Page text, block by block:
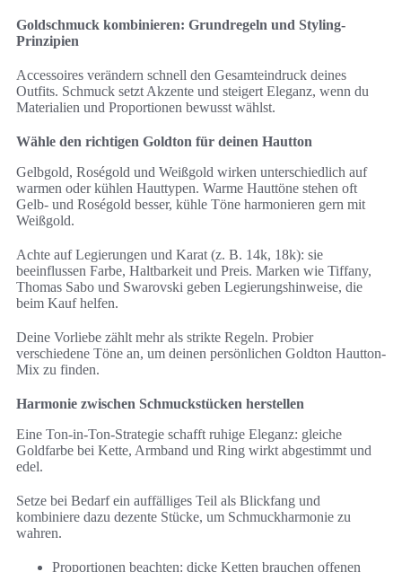
Goldschmuck kombinieren: Grundregeln und Styling-
Prinzipien
Accessoires verändern schnell den Gesamteindruck deines
Outfits. Schmuck setzt Akzente und steigert Eleganz, wenn du
Materialien und Proportionen bewusst wählst.
Wähle den richtigen Goldton für deinen Hautton
Gelbgold, Roségold und Weißgold wirken unterschiedlich auf
warmen oder kühlen Hauttypen. Warme Hauttöne stehen oft
Gelb- und Roségold besser, kühle Töne harmonieren gern mit
Weißgold.
Achte auf Legierungen und Karat (z. B. 14k, 18k): sie
beeinflussen Farbe, Haltbarkeit und Preis. Marken wie Tiffany,
Thomas Sabo und Swarovski geben Legierungshinweise, die
beim Kauf helfen.
Deine Vorliebe zählt mehr als strikte Regeln. Probier
verschiedene Töne an, um deinen persönlichen Goldton Hautton-
Mix zu finden.
Harmonie zwischen Schmuckstücken herstellen
Eine Ton-in-Ton-Strategie schafft ruhige Eleganz: gleiche
Goldfarbe bei Kette, Armband und Ring wirkt abgestimmt und
edel.
Setze bei Bedarf ein auffälliges Teil als Blickfang und
kombiniere dazu dezente Stücke, um Schmuckharmonie zu
wahren.
Proportionen beachten: dicke Ketten brauchen offenen